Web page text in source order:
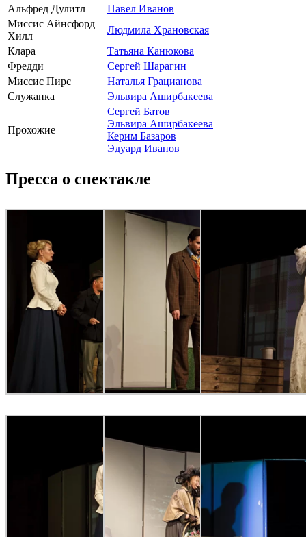
Альфред Дулитл
Павел Иванов
Миссис Айнсфорд
Хилл
Людмила Храновская
Клара
Татьяна Канюкова
Фредди
Сергей Шарагин
Миссис Пирс
Наталья Грацианова
Служанка
Эльвира Аширбакеева
Прохожие
Сергей Батов
Эльвира Аширбакеева
Керим Базаров
Эдуард Иванов
Пресса о спектакле